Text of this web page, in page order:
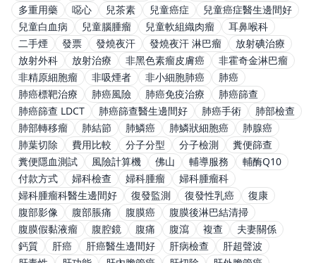
多重用藥
噁心 兒茶素 兒童癌症
兒童癌症醫生邊間好
兒童白血病
兒童腦腫瘤 兒童軟組織肉瘤
耳鼻喉科
二手煙
發票 發燒夜汗 發燒夜汗 淋巴瘤
放射碘治療
放射外科
放射治療 非黑色素瘤皮膚癌
非霍奇金淋巴瘤
非精原細胞瘤
非吸煙者 非小細胞肺癌
肺癌
肺癌標靶治療
肺癌風險 肺癌免疫治療
肺癌篩查
肺癌篩查 LDCT
肺癌篩查醫生邊間好 肺癌手術
肺部檢查
肺部轉移瘤
肺結節 肺鱗癌 肺鱗狀細胞癌
肺腺癌
肺葉切除
費用比較 分子分型 分子檢測
糞便篩查
糞便隱血測試
風險計算機 佛山 輔導服務
輔酶Q10
付款方式
婦科檢查 婦科腫瘤
婦科腫瘤科
婦科腫瘤科醫生邊間好
復發監測 復發性乳癌
復康
腹部影像
腹部脹痛 腹膜癌
腹膜後淋巴結清掃
腹膜假黏液瘤
腹腔鏡 腹痛 腹瀉 複查
夫妻關係
鈣質
肝癌 肝癌醫生邊間好 肝病檢查
肝超聲波